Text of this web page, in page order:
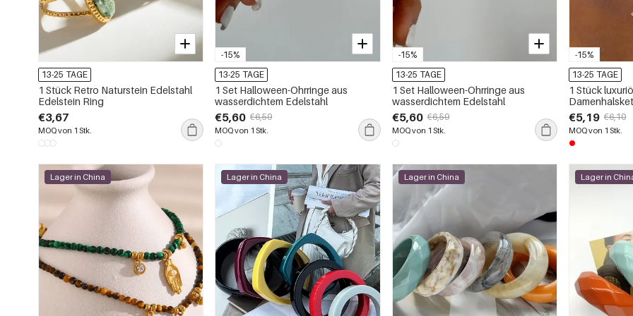
13-25 TAGE
1 Stück Retro Naturstein Edelstahl
Edelstein Ring
€3,67
MOQ von 1 Stk.
-15%
13-25 TAGE
1 Set Halloween-Ohrringe aus
wasserdichtem Edelstahl
€5,60 €6,59
MOQ von 1 Stk.
-15%
13-25 TAGE
1 Set Halloween-Ohrringe aus
wasserdichtem Edelstahl
€5,60 €6,59
MOQ von 1 Stk.
-15%
13-25 TAGE
1 Stück
in Goldfarbe
€5,19 €6,10
MOQ von 1 Stk.
Lager in China Lager in China Lager in China Lager in